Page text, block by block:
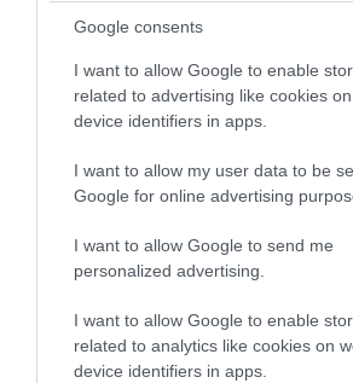
Google consents
I want to allow Google to enable
related to advertising like cookies
device identifiers in apps.
I want to allow my user data to be
Google for online advertising
I want to allow Google to send me
personalized advertising.
I want to allow Google to enable
related to analytics like cookies on
device identifiers in apps.
hagyományokhoz, amelyek ma
Régen az építészetet még egyfajta
rend jellemezte, ami a klasszikus
táplálkozott – ez a modernitás
eltűnt. Ma már a formavilág
hullámformákig minden
és mérvadó építészeti
szerűen domborodó, teljesen
homlokzatokat is találunk, nincs
amibe az építészetnek tilos lenne